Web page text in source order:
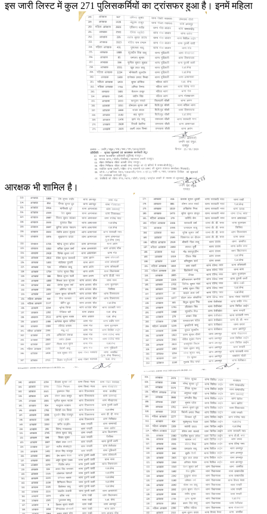
इस जारी लिस्ट में कुल 271 पुलिसकर्मियों का ट्रांसफर हुआ है। इनमें महिला
आरक्षक भी शामिल है।